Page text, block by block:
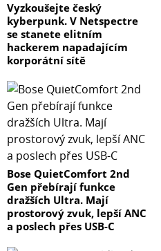
Vyzkoušejte český
kyberpunk. V Netspectre
se stanete elitním
hackerem napadajícím
korporátní sítě
Bose QuietComfort 2nd
Gen přebírají funkce
dražších Ultra. Mají
prostorový zvuk, lepší ANC
a poslech přes USB-C